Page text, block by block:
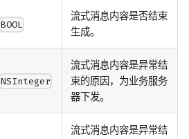
BOOL
流式消息内容是否结束
生成。
NSInteger
流式消息内容是异常结
束的原因，为业务服务
器下发。
流式消息内容是异常结